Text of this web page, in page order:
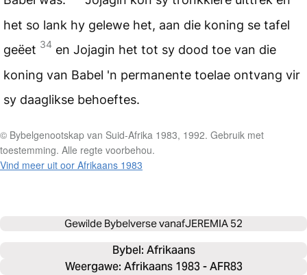
het so lank hy gelewe het, aan die koning se tafel
geëet 34 en Jojagin het tot sy dood toe van die
koning van Babel 'n permanente toelae ontvang vir
sy daaglikse behoeftes.
© Bybelgenootskap van Suid-Afrika 1983, 1992. Gebruik met
toestemming. Alle regte voorbehou.
Vind meer uit oor Afrikaans 1983
Gewilde Bybelverse vanafJEREMIA 52
Bybel: Afrikaans
Weergawe: Afrikaans 1983 - AFR83